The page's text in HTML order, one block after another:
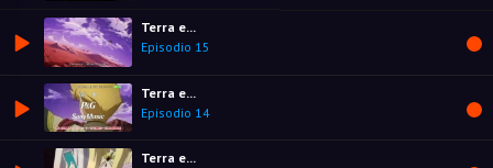
Terra e...
Episodio 15
Terra e...
Episodio 14
Terra e...